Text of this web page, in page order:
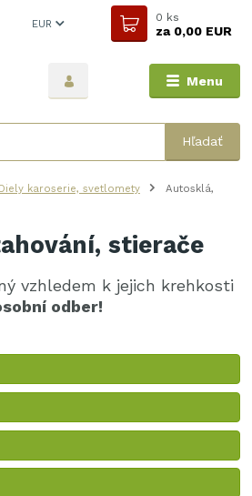
Menu
EUR
Hľadať
0 ks
za0,00 EUR
Diely karoserie, svetlomety
Autosklá,
stierače
vzhledem k jejich krehkosti
odber!